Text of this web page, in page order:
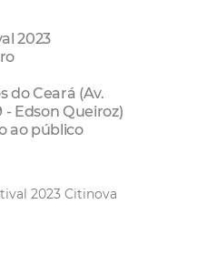
2023
do Ceará (Av.
Edson Queiroz)
ao público
2023 Citinova